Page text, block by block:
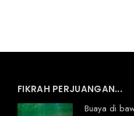
FIKRAH PERJUANGAN...
Buaya di